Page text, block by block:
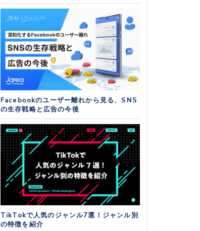
Facebookのユーザー離れから見る、SNS
の生存戦略と広告の今後
TikTokで人気のジャンル7選！ジャンル別
の特徴を紹介